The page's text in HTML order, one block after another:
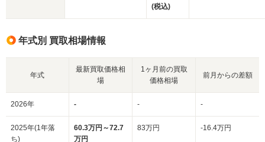
(税込)
年式別 買取相場情報
年式
最新買取価格相
場
1ヶ月前の買取
価格相場
前月からの差額
2026年 - - -
2025年(1年落
ち)
60.3万円～72.7
万円
83万円 -16.4万円